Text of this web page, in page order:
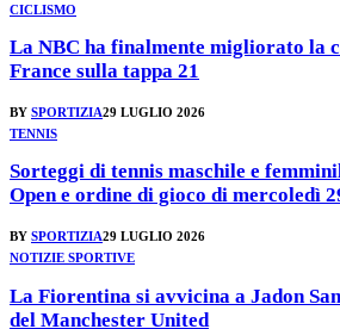
CICLISMO
La NBC ha finalmente migliorato la
France sulla tappa 21
BY SPORTIZIA29 LUGLIO 2026
TENNIS
Sorteggi di tennis maschile e
Open e ordine di gioco di mercoledì
BY SPORTIZIA29 LUGLIO 2026
NOTIZIE SPORTIVE
La Fiorentina si avvicina a Jadon
del Manchester United